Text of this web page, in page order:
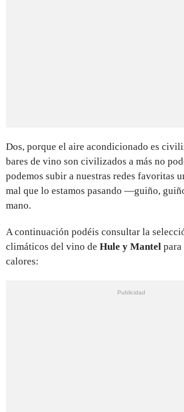
Dos, porque el aire acondicionado es
bares de vino son civilizados a más no
podemos subir a nuestras redes favoritas
mal que lo estamos pasando —guiño,
mano.
A continuación podéis consultar la
climáticos del vino de Hule y Mantel para
calores: